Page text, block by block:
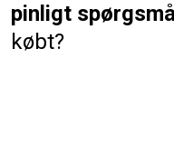
pinligt
købt?